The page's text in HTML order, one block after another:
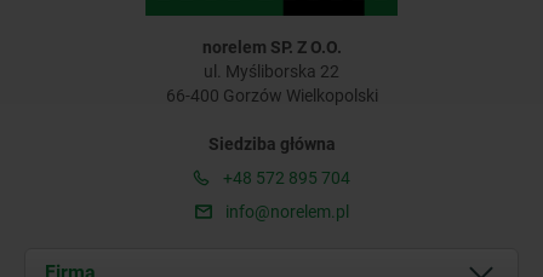
norelem SP. Z O.O.
ul. Myśliborska 22
66-400 Gorzów Wielkopolski
Siedziba główna
+48 572 895 704
info@norelem.pl